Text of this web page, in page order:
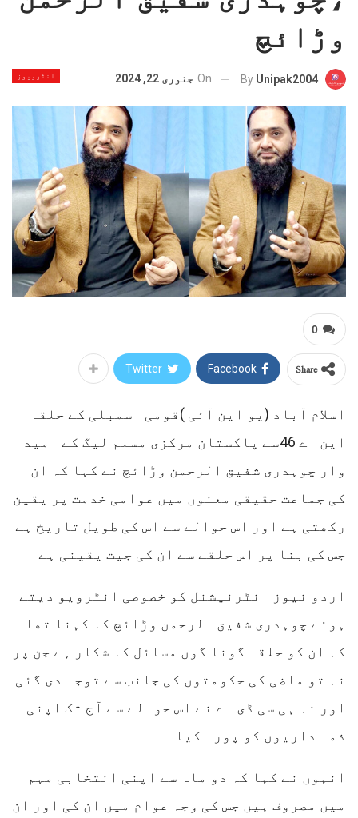
وڑائچ
انٹرویوز By Unipak2004
On جنوری 22, 2024
0
Share
Facebook
Twitter
اسلام آباد (یو این آئی )قومی اسمبلی کے حلقہ
این اے 46سے پاکستان مرکزی مسلم لیگ کے امید
وار چوہدری شفیق الرحمن وڑائچ نے کہا کہ ان
کی جماعت حقیقی معنوں میں عوامی خدمت پر یقین
رکھتی ہے اور اس حوالے سے اس کی طویل تاریخ ہے
جس کی بنا پر اس حلقے سے ان کی جیت یقینی ہے
اردو نیوز انٹرنیشنل کو خصوصی انٹرویو دیتے
ہوئے چوہدری شفیق الرحمن وڑائچ کا کہنا تھا
کہ ان کو حلقہ گونا گوں مسائل کا شکار ہے جن پر
نہ تو ماضی کی حکومتوں کی جانب سے توجہ دی گئی
اور نہ ہی سی ڈی اے نے اس حوالے سے آج تک اپنی
ذمہ داریوں کو پورا کیا
انہوں نے کہا کہ دو ماہ سے اپنی انتخابی مہم
میں مصروف ہیں جس کی وجہ عوام میں ان کی اور ان